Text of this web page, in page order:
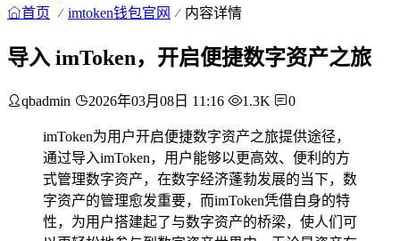
首页 imtoken钱包官网 内容详情
导入 imToken，开启便捷数字资产之旅
qbadmin 2026年03月08日 11:16 1.3K 0
imToken为用户开启便捷数字资产之旅提供途径，
通过导入imToken，用户能够以更高效、便利的方
式管理数字资产，在数字经济蓬勃发展的当下，数
字资产的管理愈发重要，而imToken凭借自身的特
性，为用户搭建起了与数字资产的桥梁，使人们可